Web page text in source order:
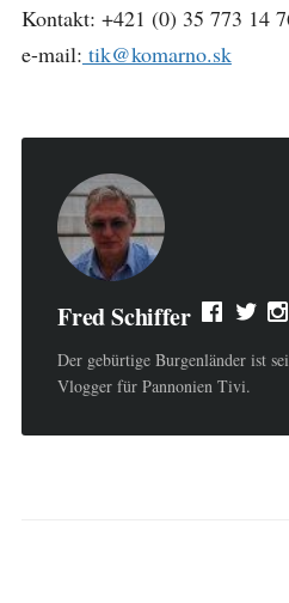
Kontakt: +421 (0) 35 773 14
e-mail: tik@komarno.sk
Fred Schiffer
Der gebürtige Burgenländer ist
Vlogger für Pannonien Tivi.